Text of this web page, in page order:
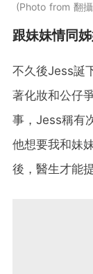
Photo from 翻攝
跟妹妹情同
不久後Jess誕
著化妝和公仔
事，Jess稱有
他想要我和妹
後，醫生才能